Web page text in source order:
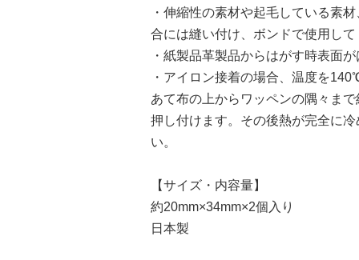
・伸縮性の素材や起毛している素
合には縫い付け、ボンドで使用して
・紙製品革製品からはがす時表面
・アイロン接着の場合、温度を
あて布の上からワッペンの隅々ま
押し付けます。その後熱が完全に
い。
【サイズ・内容量】
約20mm×34mm×2個入り
日本製